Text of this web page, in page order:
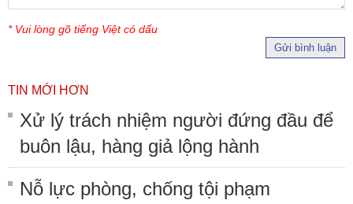
* Vui lòng gõ tiếng Việt có dấu
Gửi bình luận
TIN MỚI HƠN
Xử lý trách nhiệm người đứng đầu để
buôn lậu, hàng giả lộng hành
Nỗ lực phòng, chống tội phạm